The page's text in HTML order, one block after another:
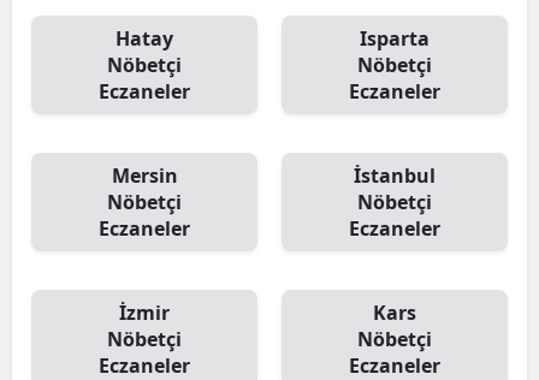
Hatay
Nöbetçi
Eczaneler
Isparta
Nöbetçi
Eczaneler
Mersin
Nöbetçi
Eczaneler
İstanbul
Nöbetçi
Eczaneler
İzmir
Nöbetçi
Eczaneler
Kars
Nöbetçi
Eczaneler